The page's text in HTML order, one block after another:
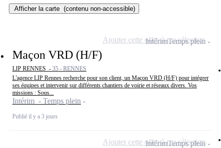
Afficher la carte (contenu non-accessible)
Maçon VRD (H/F)
LIP RENNES - 35 - RENNES
L'agence LIP Rennes recherche pour son client, un Maçon VRD (H/F) pour intégrer
ses équipes et intervenir sur différents chantiers de voirie et réseaux divers. Vos
missions : Sous...
Intérim - Temps plein
Publié il y a 3 jours
IntérimTemps plein
Ajouter cette offre à ma sélection
IntérimTemps plein
Ajouter cette offre à ma sélection